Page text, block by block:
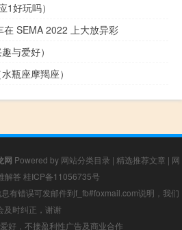
1好玩吗）
SEMA 2022 上大放异彩
与爱好）
瓶座摩羯座）
网 Powered by 网站分类目录 | 精选推荐文章 | 网
解答 桂ICP备11056735号
有错误可发邮件到f_fb#foxmail.com说明，我们
及时纠正，谢谢
好，不接盈利性广告及商业合作